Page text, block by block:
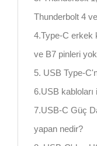
Thunderbolt 4
4.Type-C erkek
ve B7 pinleri
5. USB Type-
6.USB
7.USB-C Güç
yapan nedir?